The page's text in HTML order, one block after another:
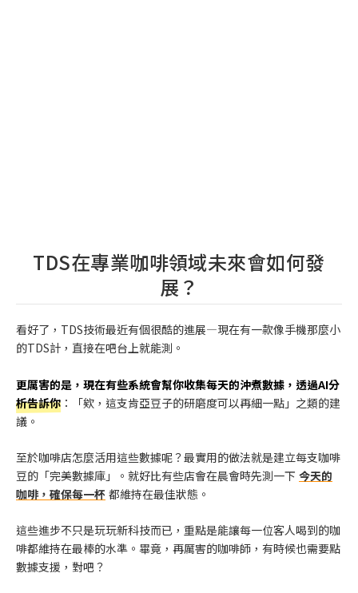
TDS在專業咖啡領域未來會如何發
展？
看好了，TDS技術最近有個很酷的進展—現在有一款像手機那麼小
的TDS計，直接在吧台上就能測。
更厲害的是，現在有些系統會幫你收集每天的沖煮數據，透過AI分
析告訴你 ：「欸，這支肯亞豆子的研磨度可以再細一點」之類的建
議。
至於咖啡店怎麼活用這些數據呢？最實用的做法就是建立每支咖啡
豆的「完美數據庫」。就好比有些店會在晨會時先測一下 今天的
咖啡，確保每一杯 都維持在最佳狀態。
這些進步不只是玩玩新科技而已，重點是能讓每一位客人喝到的咖
啡都維持在最棒的水準。畢竟，再厲害的咖啡師，有時候也需要點
數據支援，對吧？